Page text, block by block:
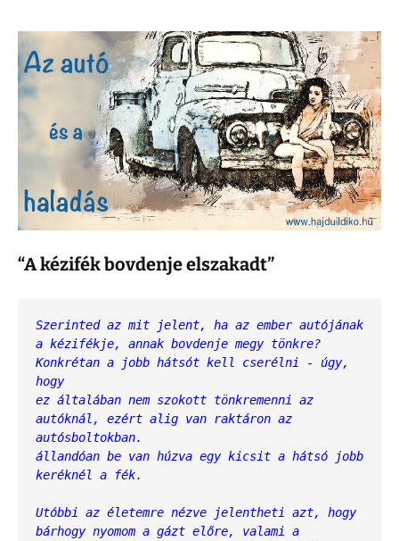
“A kézifék bovdenje elszakadt”
Szerinted az mit jelent, ha az ember autójának
a kézifékje, annak bovdenje megy tönkre?
Konkrétan a jobb hátsót kell cserélni - úgy,
hogy
ez általában nem szokott tönkremenni az
autóknál, ezért alig van raktáron az
autósboltokban.
állandóan be van húzva egy kicsit a hátsó jobb
keréknél a fék.
Utóbbi az életemre nézve jelentheti azt, hogy
bárhogy nyomom a gázt előre, valami a